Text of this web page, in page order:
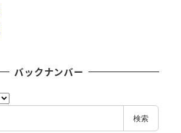
バックナンバー
検索